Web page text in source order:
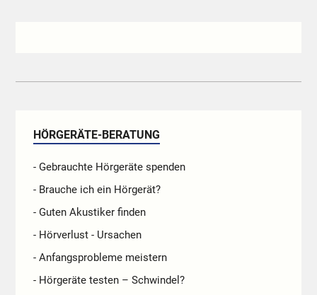
HÖRGERÄTE-BERATUNG
- Gebrauchte Hörgeräte spenden
- Brauche ich ein Hörgerät?
- Guten Akustiker finden
- Hörverlust - Ursachen
- Anfangsprobleme meistern
- Hörgeräte testen – Schwindel?